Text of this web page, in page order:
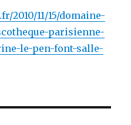
2010/11/15/domaine-
parisienne-
le-pen-font-salle-